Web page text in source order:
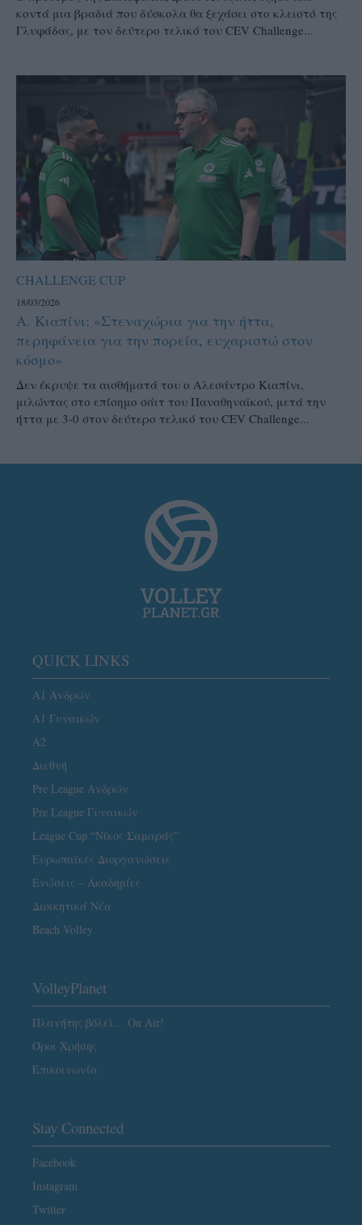
κοντά μια βραδιά που δύσκολα θα ξεχάσει στο κλειστό της
Γλυφάδας, με τον δεύτερο τελικό του CEV Challenge...
CHALLENGE CUP
18/03/2026
Α. Κιαπίνι: «Στεναχώρια για την ήττα,
περηφάνεια για την πορεία, ευχαριστώ στον
κόσμο»
Δεν έκρυψε τα αισθήματά του ο Αλεσάντρο Κιαπίνι,
μιλώντας στο επίσημο σάιτ του Παναθηναϊκού, μετά την
ήττα με 3-0 στον δεύτερο τελικό του CEV Challenge...
QUICK LINKS
Α1 Ανδρών
Α1 Γυναικών
A2
Διεθνή
Pre League Ανδρών
Pre League Γυναικών
League Cup “Νίκος Σαμαράς”
Ευρωπαϊκές Διοργανώσεις
Ενώσεις – Ακαδημίες
Διοικητικά Νέα
Beach Volley
VolleyPlanet
Πλανήτης βόλεϊ… On Air!
Όροι Χρήσης
Επικοινωνία
Stay Connected
Facebook
Instagram
Twitter